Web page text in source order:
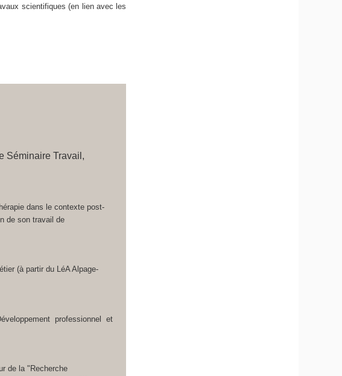
scientifiques (en lien avec les
Séminaire Travail,
dans le contexte post-
de son travail de
(à partir du LéA Alpage-
professionnel et
de la "Recherche